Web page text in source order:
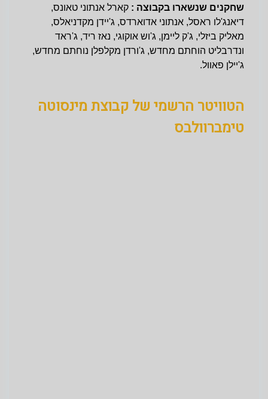
שחקנים שנשארו בקבוצה : קארל אנתוני טאונס,
דיאנג'לו ראסל, אנתוני אדוארדס, ג'יידן מקדניאלס,
מאליק ביזלי, ג'ק ליימן, ג'וש אוקוגי, נאז ריד, ג'ראד
ונדרבליט הוחתם מחדש, ג'ורדן מקלפלן נוחתם מחדש,
ג'יילן פאוול.
הטוויטר הרשמי של קבוצת מינסוטה
טימברוולבס